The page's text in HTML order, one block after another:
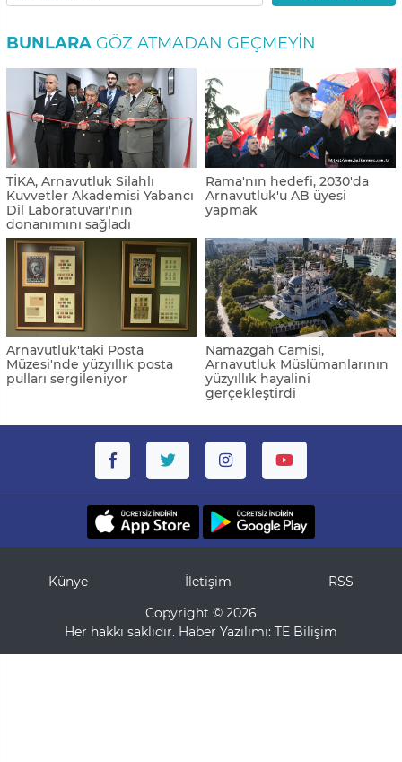
BUNLARA GÖZ ATMADAN GEÇMEYIN
TİKA, Arnavutluk Silahlı
Kuvvetler Akademisi Yabancı
Dil Laboratuvarı'nın
donanımını sağladı
Rama'nın hedefi, 2030'da
Arnavutluk'u AB üyesi
yapmak
Arnavutluk'taki Posta
Müzesi'nde yüzyıllık posta
pulları sergileniyor
Namazgah Camisi,
Arnavutluk Müslümanlarının
yüzyıllık hayalini
gerçekleştirdi
Künye İletişim
RSS
Copyright © 2026
Her hakkı saklıdır. Haber Yazılımı: TE Bilişim